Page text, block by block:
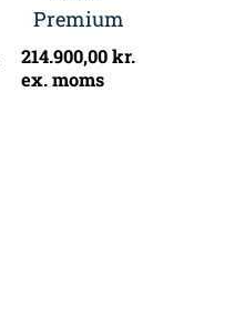
Premium
214.900,00kr.
ex. moms